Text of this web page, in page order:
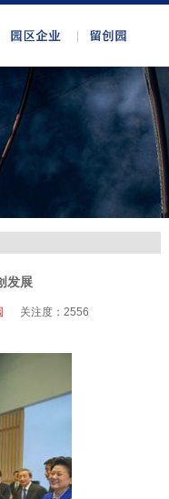
发展
关注度： 2556